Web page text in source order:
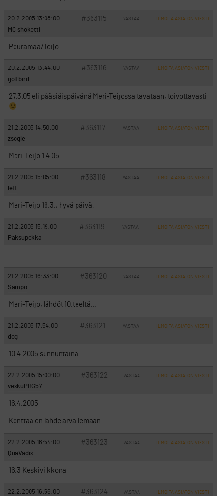
20.2.2005 13:08:00 #363115 VASTAA ILMOITA ASIATON VIESTI
MC shoketti
Peuramaa/Teijo
20.2.2005 13:44:00 #363116 VASTAA ILMOITA ASIATON VIESTI
golfbird
27.3.05 eli pääsiäispäivänä Meri-Teijossa tavataan, toivottavasti
21.2.2005 14:50:00 #363117 VASTAA ILMOITA ASIATON VIESTI
zsogle
Meri-Teijo 1.4.05
21.2.2005 15:05:00 #363118 VASTAA ILMOITA ASIATON VIESTI
left
Meri-Teijo 16.3., hyvä päivä!
21.2.2005 15:19:00 #363119 VASTAA ILMOITA ASIATON VIESTI
Paksupekka
21.2.2005 16:33:00 #363120 VASTAA ILMOITA ASIATON VIESTI
Sampo
Meri-Teijo, lähdöt 10.teeltä…
21.2.2005 17:54:00 #363121 VASTAA ILMOITA ASIATON VIESTI
dog
10.4.2005 sunnuntaina.
22.2.2005 15:00:00 #363122 VASTAA ILMOITA ASIATON VIESTI
veskuPBG57
16.4.2005
Kenttää en lähde arvailemaan.
22.2.2005 16:54:00 #363123 VASTAA ILMOITA ASIATON VIESTI
QuaVadis
16.3 Keskiviikkona
22.2.2005 16:56:00 #363124 VASTAA ILMOITA ASIATON VIESTI